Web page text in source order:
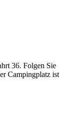
36. Folgen Sie
Campingplatz ist